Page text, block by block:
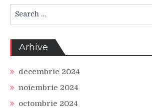
for:
Arhive
decembrie 2024
noiembrie 2024
octombrie 2024